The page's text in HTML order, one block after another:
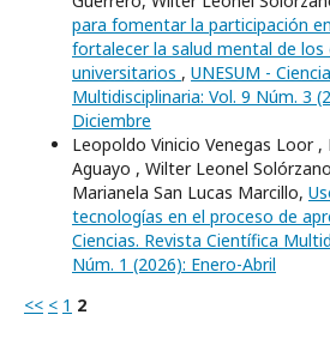
para fomentar la participación
fortalecer la salud mental de los
universitarios , UNESUM -
Multidisciplinaria: Vol. 9 Núm. 3
Diciembre
Leopoldo Vinicio Venegas Loor ,
Aguayo , Wilter Leonel
Marianela San Lucas Marcillo,
tecnologías en el proceso de
Ciencias. Revista Científica
Núm. 1 (2026): Enero-Abril
<< < 1 2